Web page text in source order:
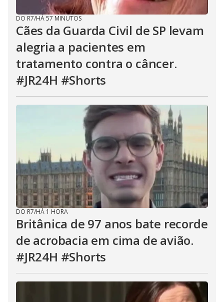
DO R7/HÁ 57 MINUTOS
Cães da Guarda Civil de SP levam
alegria a pacientes em
tratamento contra o câncer.
#JR24H #Shorts
DO R7/HÁ 1 HORA
Britânica de 97 anos bate recorde
de acrobacia em cima de avião.
#JR24H #Shorts